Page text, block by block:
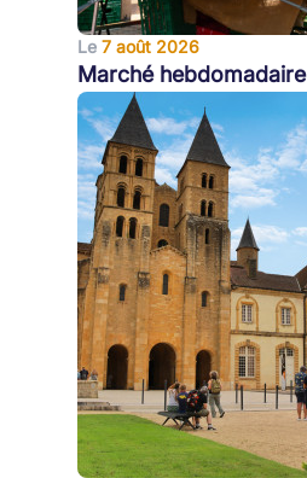
Le 7 août 2026
Marché hebdomadaire